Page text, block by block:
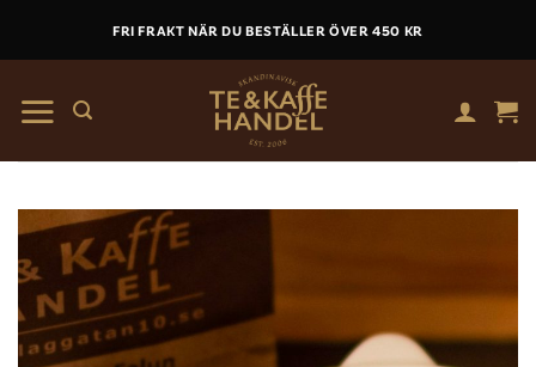
FRI FRAKT NÄR DU BESTÄLLER ÖVER 450 KR